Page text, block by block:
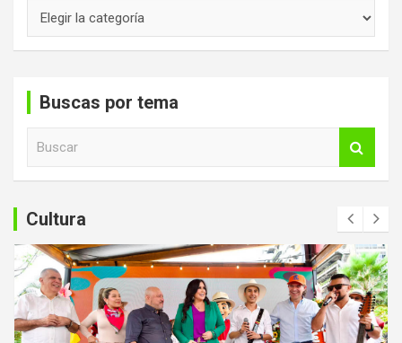
Buscas por tema
a
r
Cultura